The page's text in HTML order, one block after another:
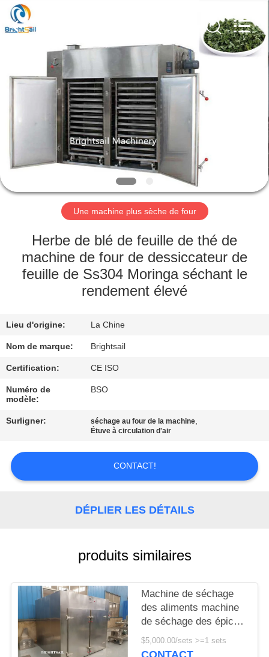
MAISON
PRODUITS
VIDÉOS
AU
SUJET
NOUS
VISITE
CONTRÔLE
DE
QUALITÉ
CONTACTEZ-
NOUS
NOUVELLES
DU
SITE
PRIVACY
2026
Jiangyin
Brightsail
Machinery
Une machine plus sèche de four
Herbe de blé de feuille de thé de
machine de four de dessiccateur de
feuille de Ss304 Moringa séchant le
rendement élevé
Lieu d'origine: La Chine
Nom de marque: Brightsail
Certification: CE ISO
Numéro de
modèle:
BSO
Surligner: séchage au four de la machine,
Étuve à circulation d'air
CONTACT!
DÉPLIER LES DÉTAILS
produits similaires
Machine de séchage
des aliments machine
de séchage des épices
et des piments
machine de séchage
$5,000.00/sets >=1 sets
CONTACT